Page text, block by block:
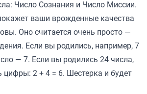
Число Сознания и Число Миссии.
ваши врожденные качества
Оно считается очень просто —
Если вы родились, например, 7
— 7. Если вы родились 24 числа,
цифры: 2 + 4 = 6. Шестерка и будет